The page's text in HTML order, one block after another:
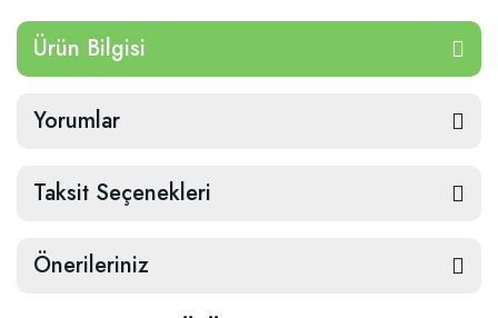
Ürün Bilgisi
Yorumlar
Taksit Seçenekleri
Önerileriniz